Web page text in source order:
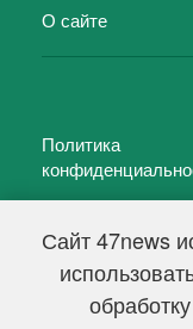
Сайт 47news
О сайте
Политика
47 новостей (47
Свидетельство о